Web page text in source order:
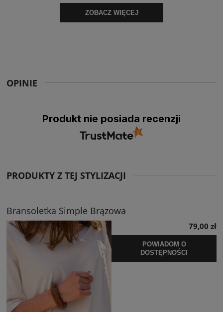
OPINIE
Produkt nie posiada recenzji
PRODUKTY Z TEJ STYLIZACJI
Bransoletka Simple Brązowa
79,00 zł
POWIADOM O
DOSTĘPNOŚCI